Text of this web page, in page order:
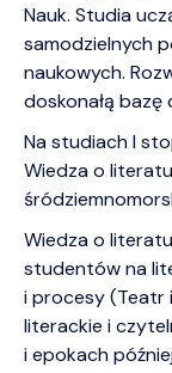
Nauk. Studia
samodzielnych
naukowych.
doskonałą
Na studiach I
Wiedza o
Wiedza o
studentów na
i procesy (Teatr
literackie i
i epokach